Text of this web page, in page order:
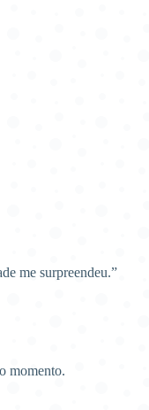
me surpreendeu.”
momento.